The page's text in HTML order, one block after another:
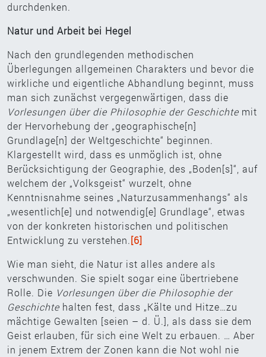
durchdenken.
Natur und Arbeit bei Hegel
Nach den grundlegenden methodischen
Überlegungen allgemeinen Charakters und bevor die
wirkliche und eigentliche Abhandlung beginnt, muss
man sich zunächst vergegenwärtigen, dass die
Vorlesungen über die Philosophie der Geschichte mit
der Hervorhebung der „geographische[n]
Grundlage[n] der Weltgeschichte“ beginnen.
Klargestellt wird, dass es unmöglich ist, ohne
Berücksichtigung der Geographie, des „Boden[s]“, auf
welchem der „Volksgeist“ wurzelt, ohne
Kenntnisnahme seines „Naturzusammenhangs“ als
„wesentlich[e] und notwendig[e] Grundlage“, etwas
von der konkreten historischen und politischen
Entwicklung zu verstehen.[6]
Wie man sieht, die Natur ist alles andere als
verschwunden. Sie spielt sogar eine übertriebene
Rolle. Die Vorlesungen über die Philosophie der
Geschichte halten fest, dass „Kälte und Hitze…zu
mächtige Gewalten [seien – d. Ü.], als dass sie dem
Geist erlauben, für sich eine Welt zu erbauen. … Aber
in jenem Extrem der Zonen kann die Not wohl nie